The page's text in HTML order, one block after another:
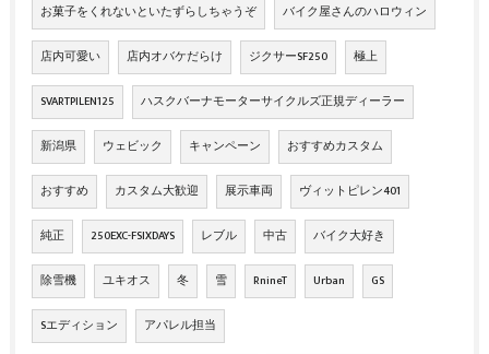
お菓子をくれないといたずらしちゃうぞ バイク屋さんのハロウィン
店内可愛い 店内オバケだらけ ジクサーSF250 極上
SVARTPILEN125 ハスクバーナモーターサイクルズ正規ディーラー
新潟県 ウェビック キャンペーン おすすめカスタム
おすすめ カスタム大歓迎 展示車両 ヴィットピレン401
純正 250EXC-FSIXDAYS レブル 中古 バイク大好き
除雪機 ユキオス 冬 雪 RnineT Urban GS
Sエディション アパレル担当